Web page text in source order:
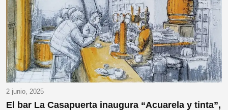
2 junio, 2025
El bar La Casapuerta inaugura “Acuarela y tinta”,